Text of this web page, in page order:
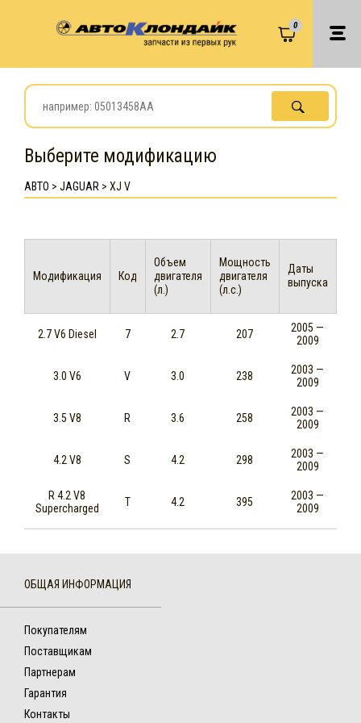
0
Выберите модификацию
АВТО > JAGUAR > XJ V
Модификация Код
Объем
двигателя
(л.)
Мощность
двигателя
(л.с.)
Даты
выпуска
2.7 V6 Diesel 7 2.7 207
2005 —
2009
3.0 V6 V 3.0 238
2003 —
2009
3.5 V8 R 3.6 258
2003 —
2009
4.2 V8 S 4.2 298
2003 —
2009
R 4.2 V8
Supercharged
T 4.2 395
2003 —
2009
ОБЩАЯ ИНФОРМАЦИЯ
Покупателям
Поставщикам
Партнерам
Гарантия
Контакты